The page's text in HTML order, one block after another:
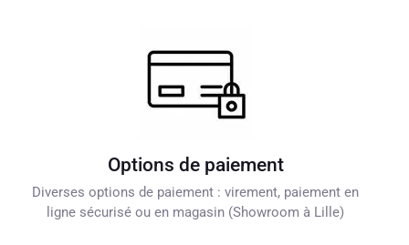
Options de paiement
Diverses options de paiement : virement, paiement en
ligne sécurisé ou en magasin (Showroom à Lille)